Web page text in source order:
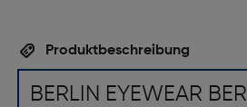
Produktbeschreibung
BERLIN EYEWEAR